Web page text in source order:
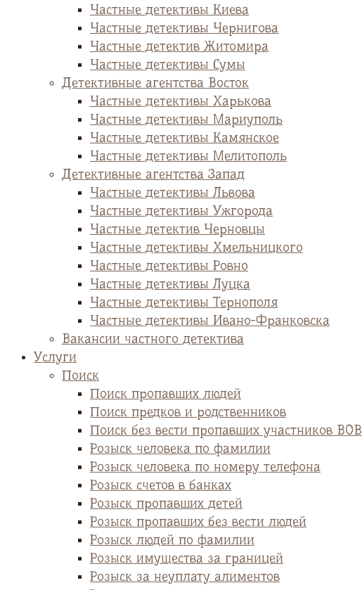
Частные детективы Киева
Частные детективы Чернигова
Частные детектив Житомира
Частные детективы Сумы
Детективные агентства Восток
Частные детективы Харькова
Частные детективы Мариуполь
Частные детективы Камянское
Частные детективы Мелитополь
Детективные агентства Запад
Частные детективы Львова
Частные детективы Ужгорода
Частные детектив Черновцы
Частные детективы Хмельницкого
Частные детективы Ровно
Частные детективы Луцка
Частные детективы Тернополя
Частные детективы Ивано-Франковска
Вакансии частного детектива
Услуги
Поиск
Поиск пропавших людей
Поиск предков и родственников
Поиск без вести пропавших участников ВОВ
Розыск человека по фамилии
Розыск человека по номеру телефона
Розыск счетов в банках
Розыск пропавших детей
Розыск пропавших без вести людей
Розыск людей по фамилии
Розыск имущества за границей
Розыск за неуплату алиментов